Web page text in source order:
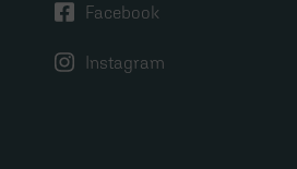
Facebook
Instagram